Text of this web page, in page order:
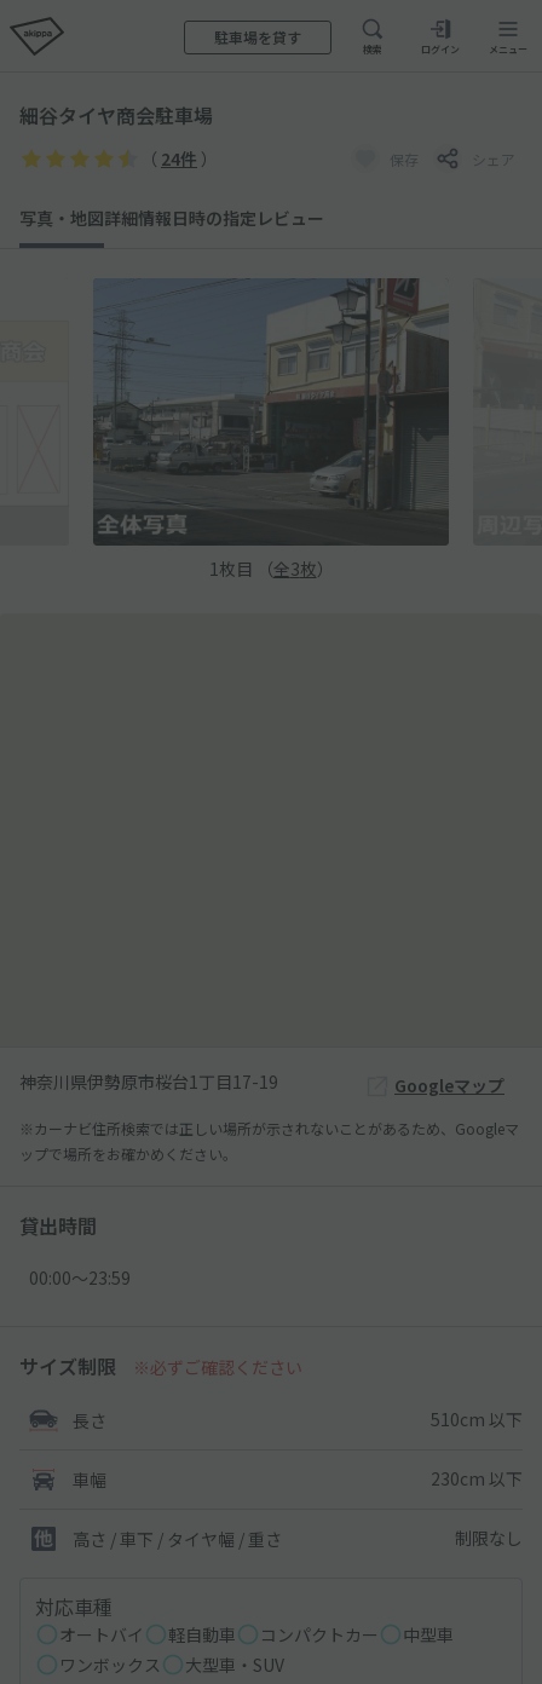
駐車場を貸す
検索 ログイン メニュー
細谷タイヤ商会駐車場
（ 24件 ） 保存 シェア
写真・地図詳細情報日時の指定 レビュー
1 枚目 （全3枚）
神奈川県伊勢原市桜台1丁目17-19 Googleマップ
※カーナビ住所検索では正しい場所が示されないことがあるため、Googleマ
ップで場所をお確かめください。
貸出時間
00:00〜23:59
サイズ制限 ※必ずご確認ください
長さ 510cm 以下
車幅 230cm 以下
高さ / 車下 / タイヤ幅 / 重さ 制限なし
対応車種
オートバイ 軽自動車 コンパクトカー
中型車
ワンボックス
大型車・SUV